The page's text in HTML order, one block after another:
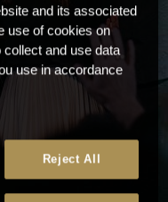
and its associated
use of cookies on
and use data
use in accordance
Reject All